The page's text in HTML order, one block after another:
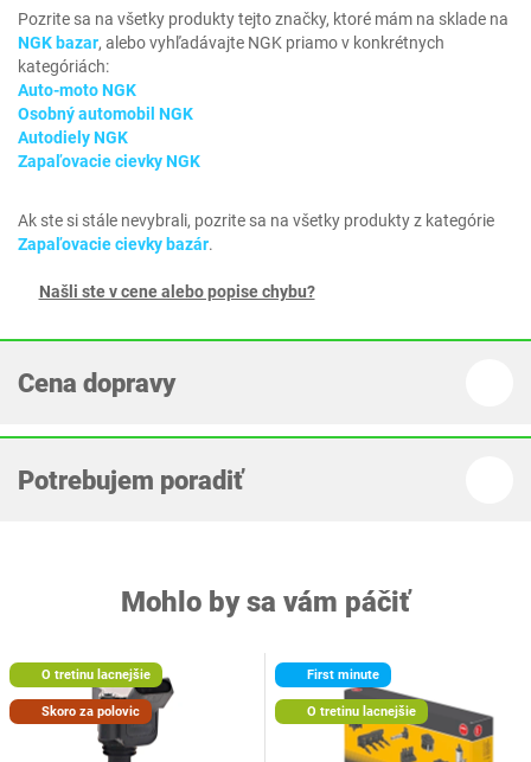
Pozrite sa na všetky produkty tejto značky, ktoré mám na sklade na
NGK bazar, alebo vyhľadávajte NGK priamo v konkrétnych
kategóriách:
Auto-moto NGK
Osobný automobil NGK
Autodiely NGK
Zapaľovacie cievky NGK
Ak ste si stále nevybrali, pozrite sa na všetky produkty z kategórie
Zapaľovacie cievky bazár.
Našli ste v cene alebo popise chybu?
Cena dopravy
Potrebujem poradiť
Mohlo by sa vám páčiť
O tretinu lacnejšie
Skoro za polovic
First minute
O tretinu lacnejšie